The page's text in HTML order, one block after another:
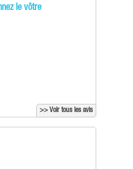
le vôtre
>> Voir tous les avis